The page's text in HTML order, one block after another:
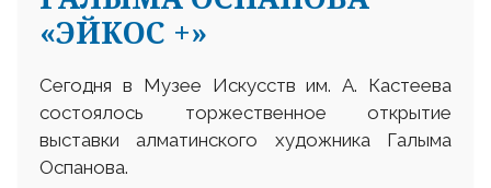
«ЭЙКОС +»
Сегодня в Музее Искусств им. А. Кастеева
состоялось торжественное открытие
выставки алматинского художника Галыма
Оспанова.